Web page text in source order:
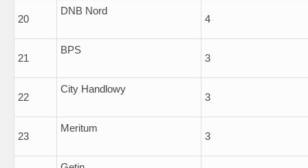
20
DNB Nord
4
21
BPS
3
22
City Handlowy
3
23
Meritum
3